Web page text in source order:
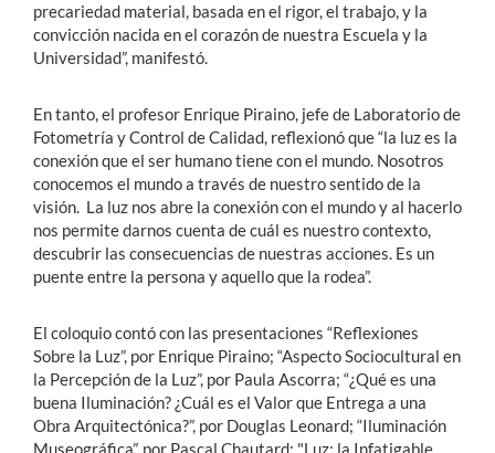
precariedad material, basada en el rigor, el trabajo, y la
convicción nacida en el corazón de nuestra Escuela y la
Universidad”, manifestó.
En tanto, el profesor Enrique Piraino, jefe de Laboratorio de
Fotometría y Control de Calidad, reflexionó que “la luz es la
conexión que el ser humano tiene con el mundo. Nosotros
conocemos el mundo a través de nuestro sentido de la
visión. La luz nos abre la conexión con el mundo y al hacerlo
nos permite darnos cuenta de cuál es nuestro contexto,
descubrir las consecuencias de nuestras acciones. Es un
puente entre la persona y aquello que la rodea”.
El coloquio contó con las presentaciones “Reflexiones
Sobre la Luz”, por Enrique Piraino; “Aspecto Sociocultural en
la Percepción de la Luz”, por Paula Ascorra; “¿Qué es una
buena Iluminación? ¿Cuál es el Valor que Entrega a una
Obra Arquitectónica?”, por Douglas Leonard; “Iluminación
Museográfica”, por Pascal Chautard; "Luz: la Infatigable